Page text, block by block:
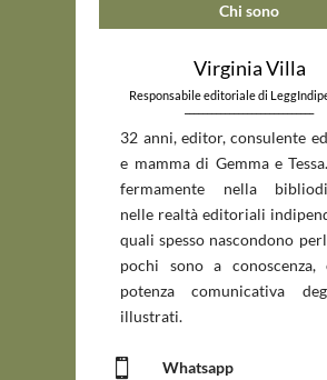
Chi sono
Virginia Villa
Responsabile editoriale di
_____________________________
32 anni, editor, consulente
e mamma di Gemma e
fermamente nella
nelle realtà editoriali
quali spesso nascondono
pochi sono a conoscenza,
potenza comunicativa
illustrati.
 Whatsapp